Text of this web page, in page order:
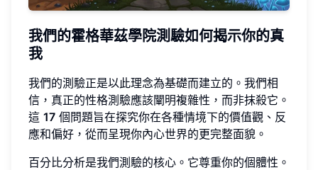
我們的霍格華茲學院測驗如何揭示你的真
我
我們的測驗正是以此理念為基礎而建立的。我們相
信，真正的性格測驗應該闡明複雜性，而非抹殺它。
這 17 個問題旨在探究你在各種情境下的價值觀、反
應和偏好，從而呈現你內心世界的更完整面貌。
百分比分析是我們測驗的核心。它尊重你的個體性。